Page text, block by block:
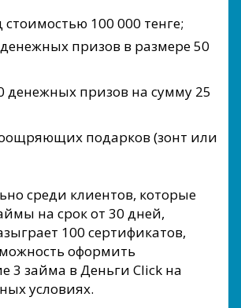
стоимостью 100 000 тенге;
призов в размере 50
денежных призов на сумму 25
подарков (зонт или
среди клиентов, которые
на срок от 30 дней,
100 сертификатов,
оформить
3 займа в Деньги Сlick на
условиях.